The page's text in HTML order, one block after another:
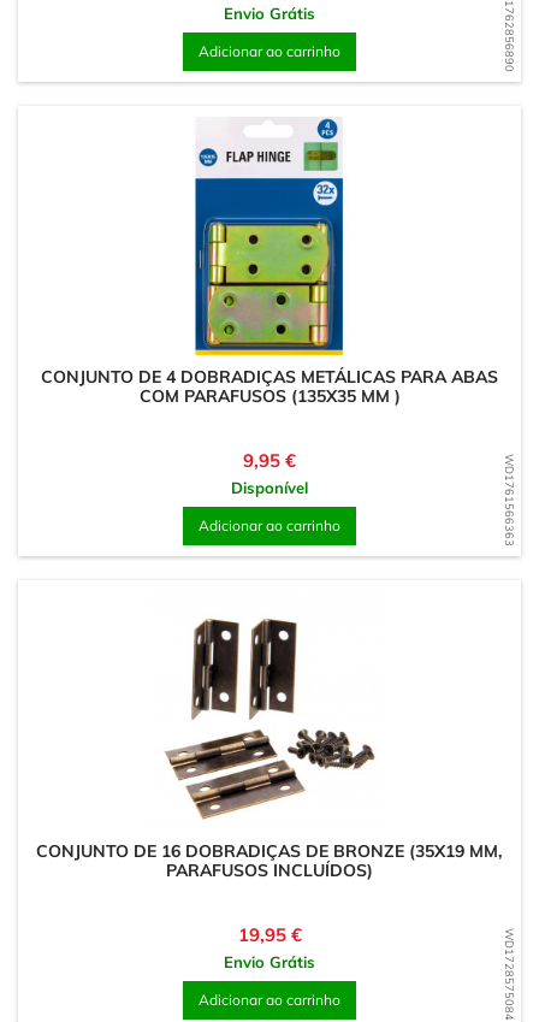
WD1762856890
Envio Grátis
Adicionar ao carrinho
WD1761566363
CONJUNTO DE 4 DOBRADIÇAS METÁLICAS PARA ABAS
COM PARAFUSOS (135X35 MM )
Preço
9,95 €
Disponível
Adicionar ao carrinho
WD1728575084
CONJUNTO DE 16 DOBRADIÇAS DE BRONZE (35X19 MM,
PARAFUSOS INCLUÍDOS)
Preço
19,95 €
Envio Grátis
Adicionar ao carrinho